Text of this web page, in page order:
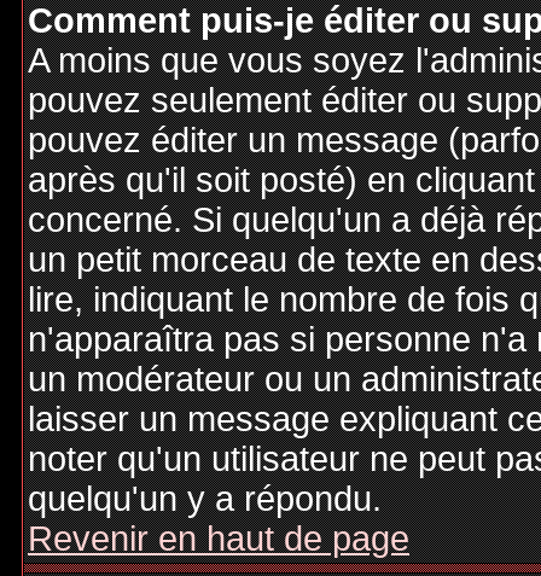
Comment puis-je éditer ou
A moins que vous soyez
pouvez seulement éditer ou
pouvez éditer un message
après qu'il soit posté) en
concerné. Si quelqu'un a déjà
un petit morceau de texte en
lire, indiquant le nombre de fois
n'apparaîtra pas si personne
un modérateur ou un
laisser un message expliquant
noter qu'un utilisateur ne peut
quelqu'un y a répondu.
Revenir en haut de page